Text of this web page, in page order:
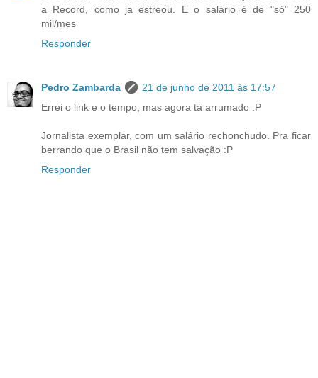
a Record, como ja estreou. E o salário é de "só" 250
mil/mes
Responder
Pedro Zambarda
21 de junho de 2011 às 17:57
Errei o link e o tempo, mas agora tá arrumado :P
Jornalista exemplar, com um salário rechonchudo. Pra ficar
berrando que o Brasil não tem salvação :P
Responder